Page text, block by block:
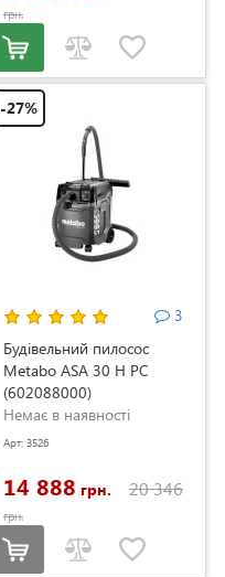
грн.
-27%
3
Будівельний пилосос
Metabo ASA 30 H PC
(602088000)
Немає в наявності
Арт: 3526
14 888 грн. 20 346
грн.